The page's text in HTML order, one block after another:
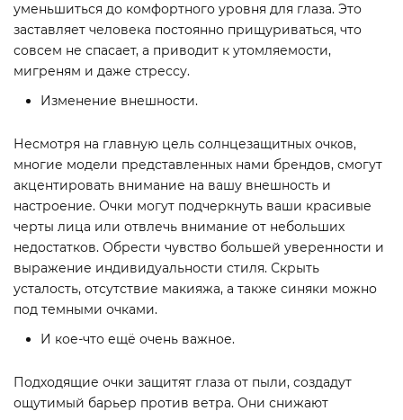
уменьшиться до комфортного уровня для глаза. Это
заставляет человека постоянно прищуриваться, что
совсем не спасает, а приводит к утомляемости,
мигреням и даже стрессу.
Изменение внешности.
Несмотря на главную цель солнцезащитных очков,
многие модели представленных нами брендов, смогут
акцентировать внимание на вашу внешность и
настроение. Очки могут подчеркнуть ваши красивые
черты лица или отвлечь внимание от небольших
недостатков. Обрести чувство большей уверенности и
выражение индивидуальности стиля. Скрыть
усталость, отсутствие макияжа, а также синяки можно
под темными очками.
И кое-что ещё очень важное.
Подходящие очки защитят глаза от пыли, создадут
ощутимый барьер против ветра. Они снижают